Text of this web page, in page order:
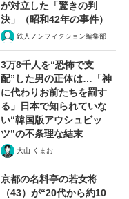
が対立した「驚きの判
決」（昭和42年の事件）
鉄人ノンフィクション編集部
3万8千人を“恐怖で支
配”した男の正体は…「神
に代わりお前たちを罰す
る」日本で知られていな
い“韓国版アウシュビッ
ツ”の不条理な結末
大山 くまお
京都の名料亭の若女将
（43）が“20代から約10